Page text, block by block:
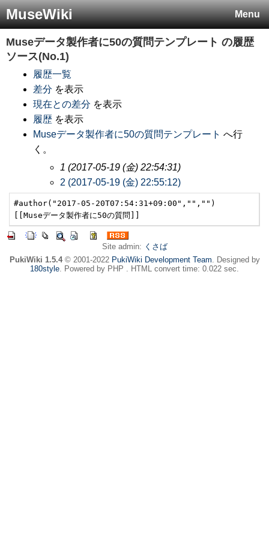
Menu
MuseWiki
Museデータ製作者に50の質問テンプレート の履歴
ソース(No.1)
履歴一覧
差分 を表示
現在との差分 を表示
履歴 を表示
Museデータ製作者に50の質問テンプレート へ行
く。
1 (2017-05-19 (金) 22:54:31)
2 (2017-05-19 (金) 22:55:12)
#author("2017-05-20T07:54:31+09:00","","")
Site admin: くさば
PukiWiki 1.5.4© 2001-2022 PukiWiki Development Team. Designed by
180style. Powered by PHP . HTML convert time: 0.022 sec.